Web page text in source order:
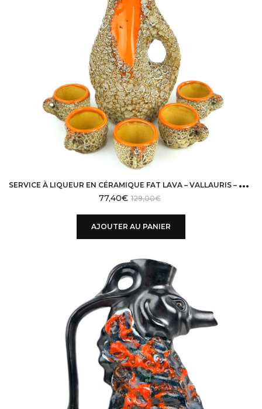
S
ERVICE À LIQUEUR EN CÉRAMIQUE FAT LAVA – VALLAURIS – STYLE 50 /70
129,00€
77,40€
AJOUTER AU PANIER